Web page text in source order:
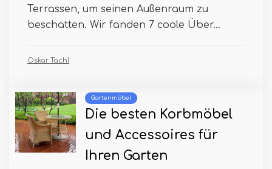
Terrassen, um seinen Außenraum zu
beschatten. Wir fanden 7 coole Über...
Oskar Tächl
Gartenmöbel
Die besten Korbmöbel
und Accessoires für
Ihren Garten